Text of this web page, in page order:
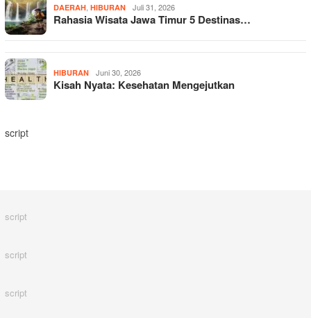
DAERAH, HIBURAN Juli 31, 2026
Rahasia Wisata Jawa Timur 5 Destinas…
HIBURAN Juni 30, 2026
Kisah Nyata: Kesehatan Mengejutkan
script
script
script
script